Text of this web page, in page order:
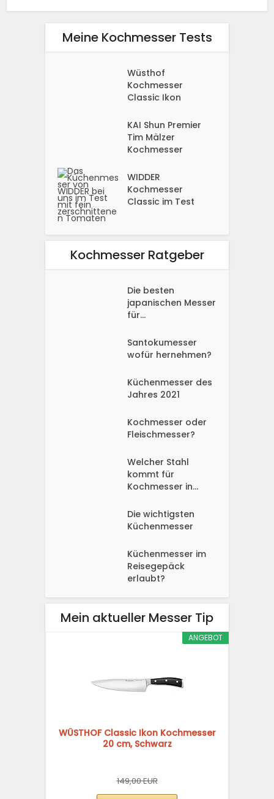
Meine Kochmesser Tests
Wüsthof
Kochmesser
Classic Ikon
KAI Shun Premier
Tim Mälzer
Kochmesser
WIDDER
Kochmesser
Classic im Test
Kochmesser Ratgeber
Die besten
japanischen Messer
für...
Santokumesser
wofür hernehmen?
Küchenmesser des
Jahres 2021
Kochmesser oder
Fleischmesser?
Welcher Stahl
kommt für
Kochmesser in...
Die wichtigsten
Küchenmesser
Küchenmesser im
Reisegepäck
erlaubt?
Mein aktueller Messer Tip
ANGEBOT
WÜSTHOF Classic Ikon Kochmesser
20 cm, Schwarz
149,00 EUR